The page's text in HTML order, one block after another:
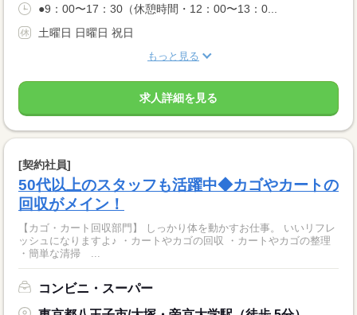
●9：00〜17：30（休憩時間・12：00〜13：0...
土曜日 日曜日 祝日
もっと見る
求人詳細を見る
[契約社員]
50代以上のスタッフも活躍中◆カゴやカートの
回収がメイン！
【カゴ・カート回収部門】 しっかり体を動かすお仕事。 いいリフレ
ッシュになりますよ♪ ・カートやカゴの回収 ・カートやカゴの整理
・簡単な清掃 ...
コンビニ・スーパー